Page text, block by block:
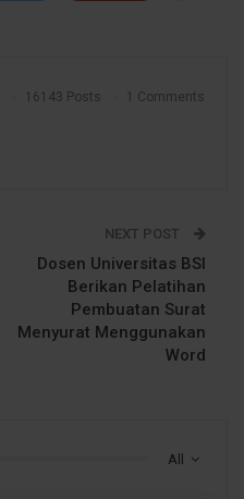
16143 Posts 1 Comments
NEXT POST
Dosen Universitas BSI
Berikan Pelatihan
Pembuatan Surat
Menyurat Menggunakan
Word
All